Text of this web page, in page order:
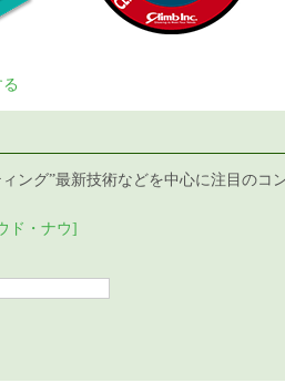
ング”最新技術などを中心に注目のコ
ド・ナウ]